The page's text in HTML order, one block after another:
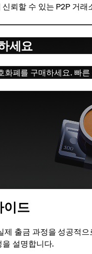
뢰할 수 있는 P2P 거래
세요
화폐를 구매하세요. 빠
이드
제 출금 과정을 성공적
설명합니다.